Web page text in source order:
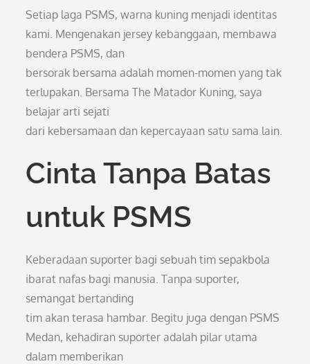
Setiap laga PSMS, warna kuning menjadi identitas
kami. Mengenakan jersey kebanggaan, membawa
bendera PSMS, dan
bersorak bersama adalah momen-momen yang tak
terlupakan. Bersama The Matador Kuning, saya
belajar arti sejati
dari kebersamaan dan kepercayaan satu sama lain.
Cinta Tanpa Batas
untuk PSMS
Keberadaan suporter bagi sebuah tim sepakbola
ibarat nafas bagi manusia. Tanpa suporter,
semangat bertanding
tim akan terasa hambar. Begitu juga dengan PSMS
Medan, kehadiran suporter adalah pilar utama
dalam memberikan